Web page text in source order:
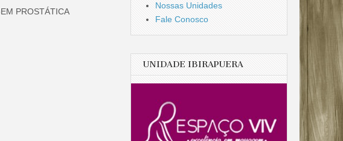
PROSTÁTICA
Nossas Unidades
Fale Conosco
UNIDADE IBIRAPUERA